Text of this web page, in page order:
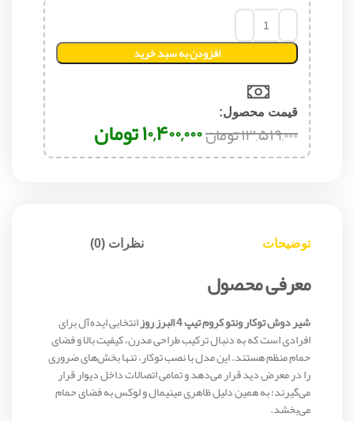
افزودن به سبد خرید
قیمت محصول:​
۱۳,۵۱۹,۰۰۰تومان۱۰,۴۰۰,۰۰۰تومان
توضیحات نظرات (0)
معرفی محصول
شیر دوش توکار ونتو کروم تیپ 4 البرز روز انتخابی ایده‌آل برای
افرادی است که به دنبال ترکیب طراحی مدرن، کیفیت بالا و فضای
حمام منظم هستند. این مدل با نصب توکار، تنها بخش‌های ضروری
را در معرض دید قرار می‌دهد و تمامی اتصالات داخل دیوار قرار
می‌گیرند؛ به همین دلیل ظاهری مینیمال و لوکس به فضای حمام
می‌بخشد.